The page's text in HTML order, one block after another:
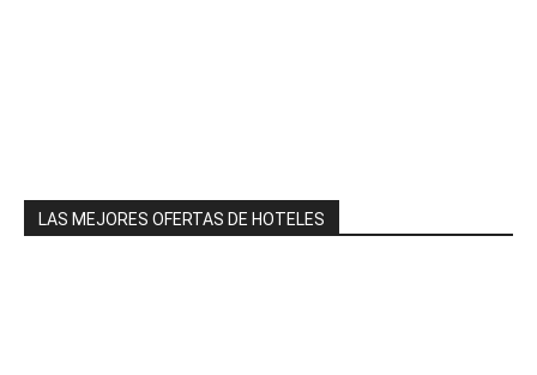
LAS MEJORES OFERTAS DE HOTELES